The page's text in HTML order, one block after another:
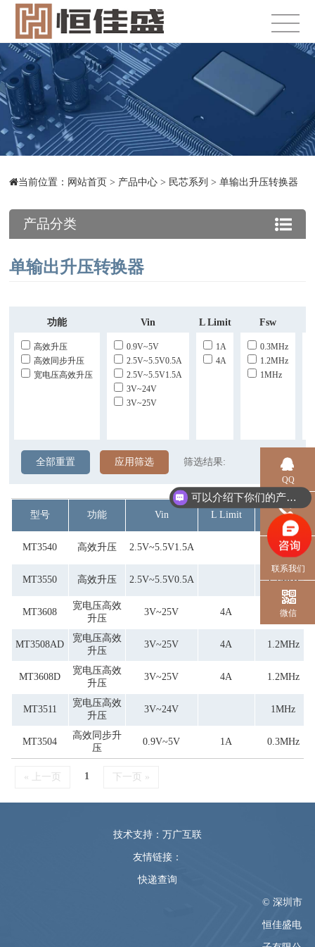
当前位置： 网站首页 > 产品中心 > 民芯系列 >单输出升压转换器
产品分类
单输出升压转换器
功能 Vin L Limit Fsw
高效升压
高效同步升压
宽电压高效升压
0.9V~5V
2.5V~5.5V0.5A
2.5V~5.5V1.5A
3V~24V
3V~25V
1A
4A
0.3MHz
1.2MHz
1MHz
全部重置 应用筛选 筛选结果:
型号 功能 Vin L Limit Fsw
MT3540 高效升压 2.5V~5.5V1.5A 1.2MHz
MT3550 高效升压 2.5V~5.5V0.5A 1.2MHz
MT3608
宽电压高效
升压
3V~25V 4A 1.2MHz
MT3508AD
宽电压高效
升压
3V~25V 4A 1.2MHz
MT3608D
宽电压高效
升压
3V~25V 4A 1.2MHz
MT3511
宽电压高效
升压
3V~24V 1MHz
MT3504
高效同步升
压
0.9V~5V 1A 0.3MHz
« 上一页 1 下一页 »
技术支持：万广互联
友情链接：
快递查询
© 深圳市
恒佳盛电
QQ
电话
联系我们
微信
可以介绍下你们的产品么？